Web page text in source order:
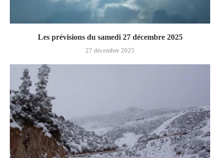
Les prévisions du samedi 27 décembre 2025
27 décembre 2025